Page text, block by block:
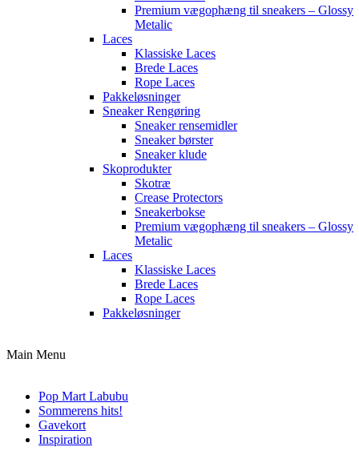
Premium vægophæng til sneakers – Glossy
Metalic
Laces
Klassiske Laces
Brede Laces
Rope Laces
Pakkeløsninger
Sneaker Rengøring
Sneaker rensemidler
Sneaker børster
Sneaker klude
Skoprodukter
Skotræ
Crease Protectors
Sneakerbokse
Premium vægophæng til sneakers – Glossy
Metalic
Laces
Klassiske Laces
Brede Laces
Rope Laces
Pakkeløsninger
Main Menu
Pop Mart Labubu
Sommerens hits!
Gavekort
Inspiration